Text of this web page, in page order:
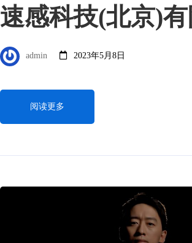
速感科技(北京)有
admin 2023年5月8日
阅读更多